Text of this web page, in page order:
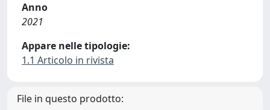
Anno
2021
Appare nelle tipologie:
1.1 Articolo in rivista
File in questo prodotto: